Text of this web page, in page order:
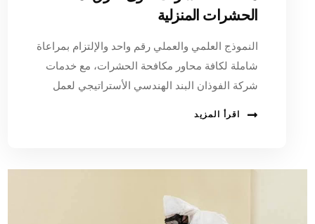
الحشرات المنزلية
النموذج العلمي والعملي رقم واحد والإلتزام بمراعاة
شاملة لكافة محاور مكافحة الحشرات، مع خدمات
شركة الفوذان البند الهندسي الأستراتيجي لعمل
اقرأ المزيد